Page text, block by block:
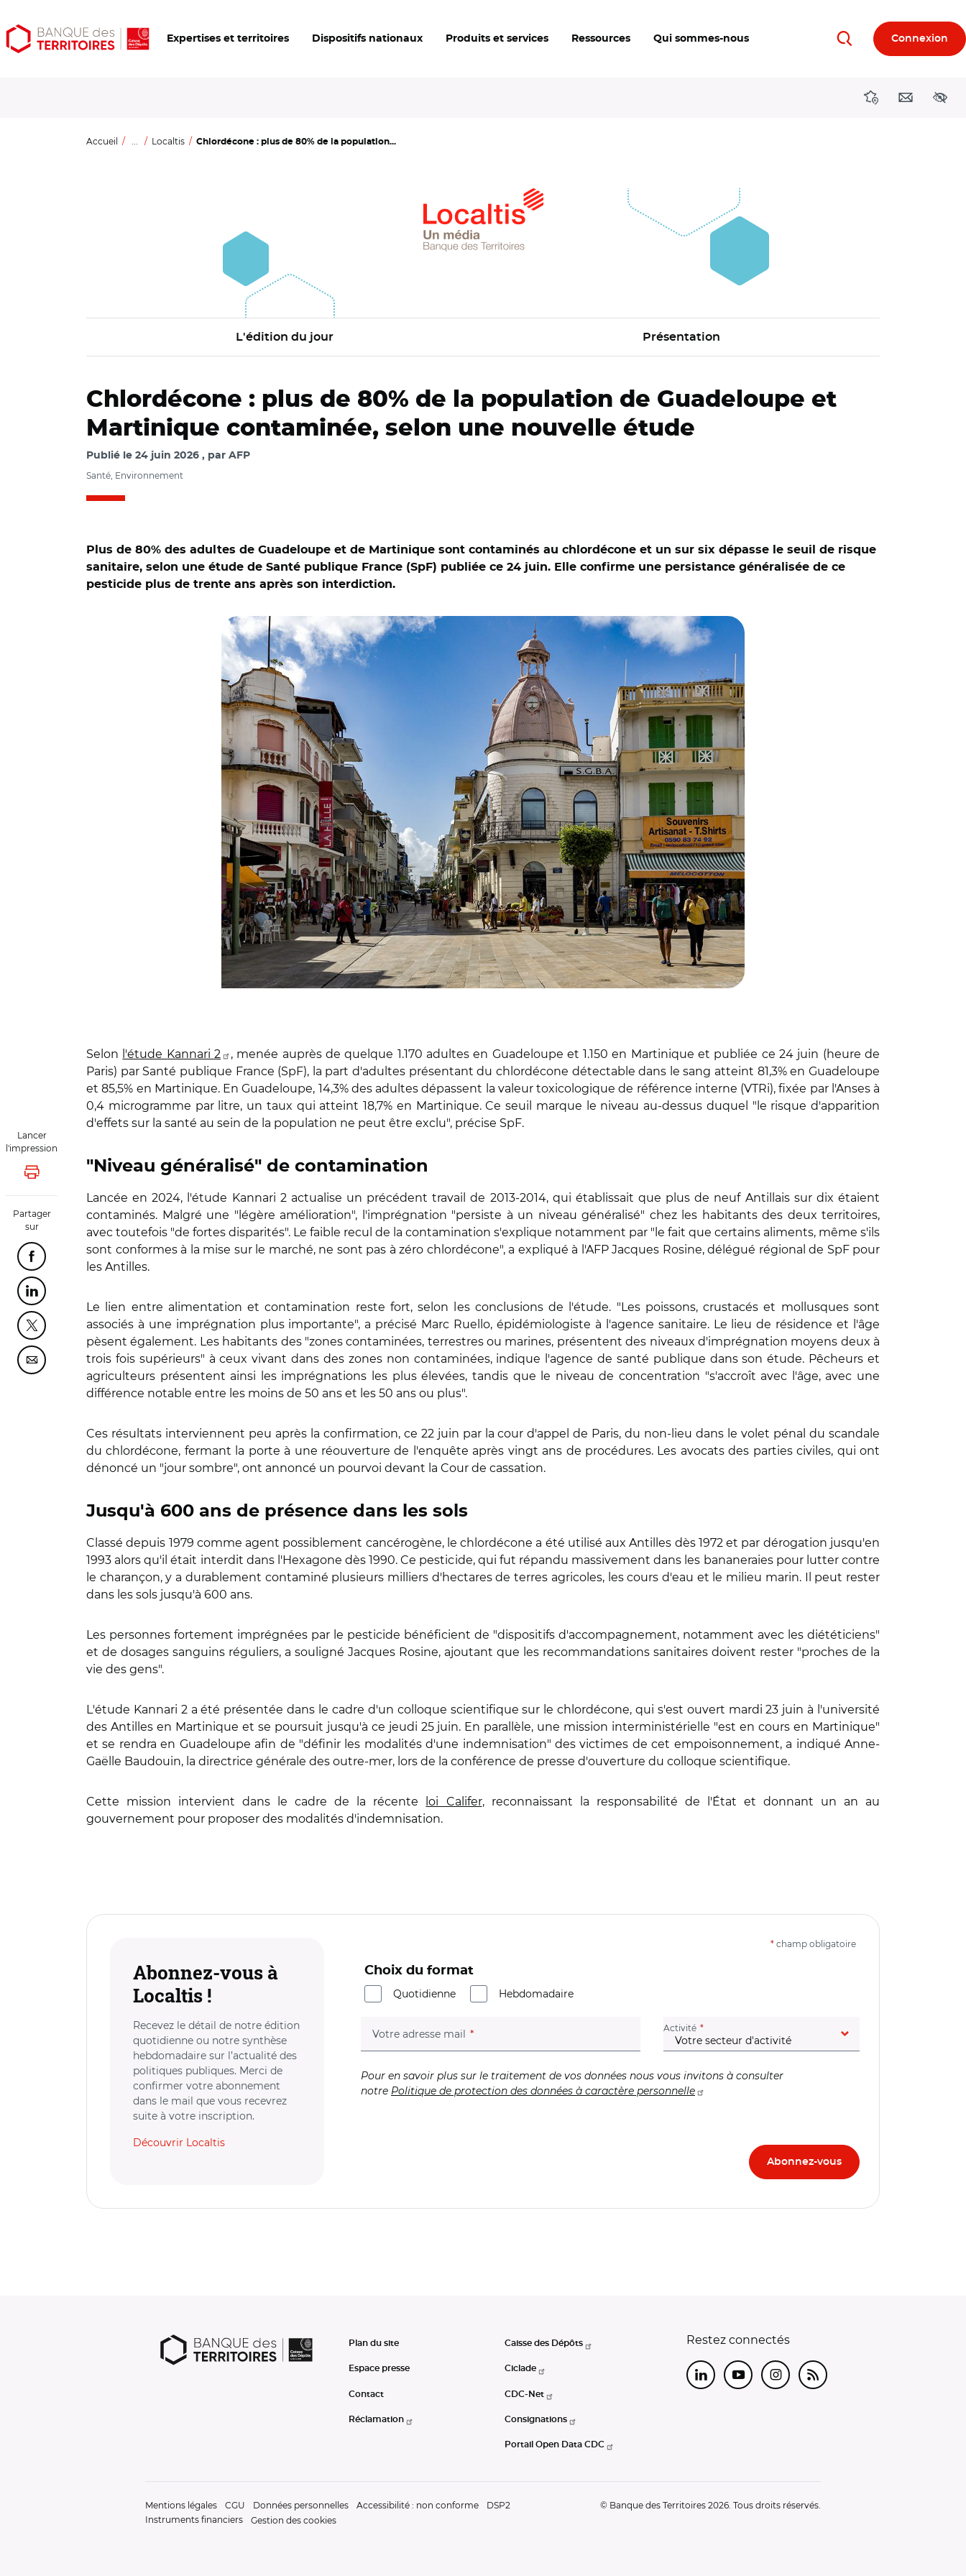
Aller
au
Aller
au
Ouvrir
les
Expertises et territoires Dispositifs nationaux Produits et services Ressources Qui sommes-nous RechercherConnexion
DirectionsContact
Accueil ... Localtis Chlordécone : plus de 80% de la population...
L'édition du jour Présentation
Lancer
l'impression
Lancer l'impression
Partager
sur
Partager cette page sur Facebook
Partager cette page sur Linkedin
Partager cette page sur Twitter
Partager cette page sur Courriel
Chlordécone : plus de 80% de la population de Guadeloupe et
Martinique contaminée, selon une nouvelle étude
Publié le 24 juin 2026 par AFP
Santé, Environnement
Plus de 80% des adultes de Guadeloupe et de Martinique sont contaminés au chlordécone et un sur six dépasse le seuil de risque
sanitaire, selon une étude de Santé publique France (SpF) publiée ce 24 juin. Elle confirme une persistance généralisée de ce
pesticide plus de trente ans après son interdiction.
Selon l'étude Kannari 2
, menée auprès de quelque 1.170 adultes en Guadeloupe et 1.150 en Martinique et publiée ce 24 juin (heure de
Paris) par Santé publique France (SpF), la part d'adultes présentant du chlordécone détectable dans le sang atteint 81,3% en Guadeloupe
et 85,5% en Martinique. En Guadeloupe, 14,3% des adultes dépassent la valeur toxicologique de référence interne (VTRi), fixée par l'Anses à
0,4 microgramme par litre, un taux qui atteint 18,7% en Martinique. Ce seuil marque le niveau au-dessus duquel "le risque d'apparition
d'effets sur la santé au sein de la population ne peut être exclu", précise SpF.
"Niveau généralisé" de contamination
Lancée en 2024, l'étude Kannari 2 actualise un précédent travail de 2013-2014, qui établissait que plus de neuf Antillais sur dix étaient
contaminés. Malgré une "légère amélioration", l'imprégnation "persiste à un niveau généralisé" chez les habitants des deux territoires,
avec toutefois "de fortes disparités". Le faible recul de la contamination s'explique notamment par "le fait que certains aliments, même s'ils
sont conformes à la mise sur le marché, ne sont pas à zéro chlordécone", a expliqué à l'AFP Jacques Rosine, délégué régional de SpF pour
les Antilles.
Le lien entre alimentation et contamination reste fort, selon les conclusions de l'étude. "Les poissons, crustacés et mollusques sont
associés à une imprégnation plus importante", a précisé Marc Ruello, épidémiologiste à l'agence sanitaire. Le lieu de résidence et l'âge
pèsent également. Les habitants des "zones contaminées, terrestres ou marines, présentent des niveaux d'imprégnation moyens deux à
trois fois supérieurs" à ceux vivant dans des zones non contaminées, indique l'agence de santé publique dans son étude. Pêcheurs et
agriculteurs présentent ainsi les imprégnations les plus élevées, tandis que le niveau de concentration "s'accroît avec l'âge, avec une
différence notable entre les moins de 50 ans et les 50 ans ou plus".
Ces résultats interviennent peu après la confirmation, ce 22 juin par la cour d'appel de Paris, du non-lieu dans le volet pénal du scandale
du chlordécone, fermant la porte à une réouverture de l'enquête après vingt ans de procédures. Les avocats des parties civiles, qui ont
dénoncé un "jour sombre", ont annoncé un pourvoi devant la Cour de cassation.
Jusqu'à 600 ans de présence dans les sols
Classé depuis 1979 comme agent possiblement cancérogène, le chlordécone a été utilisé aux Antilles dès 1972 et par dérogation jusqu'en
1993 alors qu'il était interdit dans l'Hexagone dès 1990. Ce pesticide, qui fut répandu massivement dans les bananeraies pour lutter contre
le charançon, y a durablement contaminé plusieurs milliers d'hectares de terres agricoles, les cours d'eau et le milieu marin. Il peut rester
dans les sols jusqu'à 600 ans.
Les personnes fortement imprégnées par le pesticide bénéficient de "dispositifs d'accompagnement, notamment avec les diététiciens"
et de dosages sanguins réguliers, a souligné Jacques Rosine, ajoutant que les recommandations sanitaires doivent rester "proches de la
vie des gens".
L'étude Kannari 2 a été présentée dans le cadre d'un colloque scientifique sur le chlordécone, qui s'est ouvert mardi 23 juin à l'université
des Antilles en Martinique et se poursuit jusqu'à ce jeudi 25 juin. En parallèle, une mission interministérielle "est en cours en Martinique"
et se rendra en Guadeloupe afin de "définir les modalités d'une indemnisation" des victimes de cet empoisonnement, a indiqué Anne-
Gaëlle Baudouin, la directrice générale des outre-mer, lors de la conférence de presse d'ouverture du colloque scientifique.
Cette mission intervient dans le cadre de la récente loi Califer, reconnaissant la responsabilité de l'État et donnant un an au
gouvernement pour proposer des modalités d'indemnisation.
Abonnez-vous à
Localtis !
Recevez le détail de notre édition
quotidienne ou notre synthèse
hebdomadaire sur l’actualité des
politiques publiques. Merci de
confirmer votre abonnement
dans le mail que vous recevrez
suite à votre inscription.
Découvrir Localtis
* champ obligatoire
Choix du format
Quotidienne
Hebdomadaire
Votre adresse mail (champ obligatoire) Activité (champ obligatoire)
Pour en savoir plus sur le traitement de vos données nous vous invitons à consulter
notre Politique de protection des données à caractère personnelle
Plan du site
Espace presse
Contact
Réclamation
Caisse des Dépôts
Ciclade
CDC-Net
Consignations
Portail Open Data CDC
Restez connectés
LinkedInYoutubeInstagram
RSS
Mentions légales CGU Données personnelles Accessibilité : non conforme
DSP2
Instruments financiers
Gestion des cookies
© Banque des Territoires 2026. Tous droits réservés.